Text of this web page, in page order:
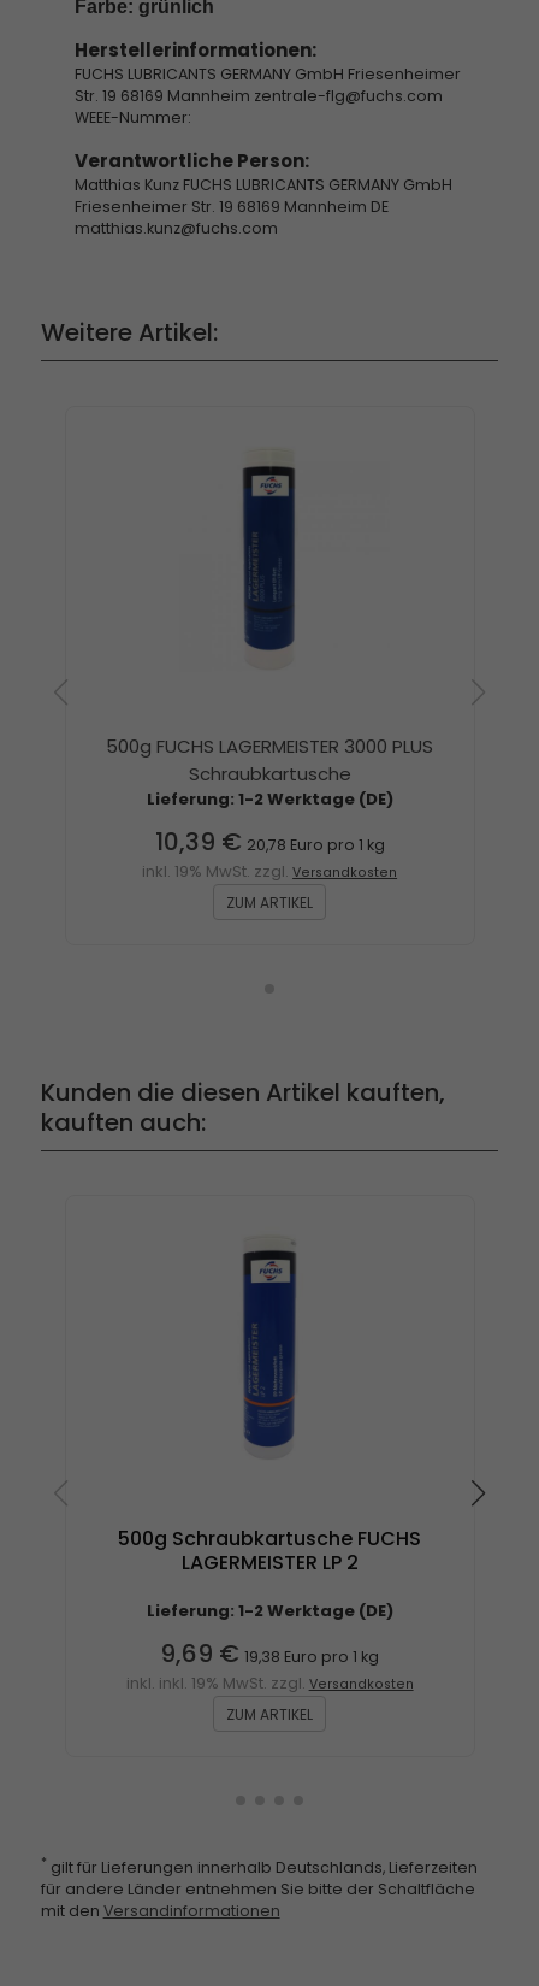
Farbe: grünlich
Herstellerinformationen:
FUCHS LUBRICANTS GERMANY GmbH Friesenheimer
Str. 19 68169 Mannheim zentrale-flg@fuchs.com
WEEE-Nummer:
Verantwortliche Person:
Matthias Kunz FUCHS LUBRICANTS GERMANY GmbH
Friesenheimer Str. 19 68169 Mannheim DE
matthias.kunz@fuchs.com
Weitere Artikel:
500g FUCHS LAGERMEISTER 3000 PLUS
Schraubkartusche
Lieferung: 1-2 Werktage (DE)
10,39 € 20,78 Euro pro 1 kg
inkl. 19% MwSt. zzgl.Versandkosten
ZUM ARTIKEL
Kunden die diesen Artikel kauften,
kauften auch:
500g Schraubkartusche FUCHS
LAGERMEISTER LP 2
Lieferung: 1-2 Werktage (DE)
9,69 € 19,38 Euro pro 1 kg
inkl. inkl. 19% MwSt. zzgl. Versandkosten
ZUM ARTIKEL
* gilt für Lieferungen innerhalb Deutschlands, Lieferzeiten
für andere Länder entnehmen Sie bitte der Schaltfläche
mit den Versandinformationen